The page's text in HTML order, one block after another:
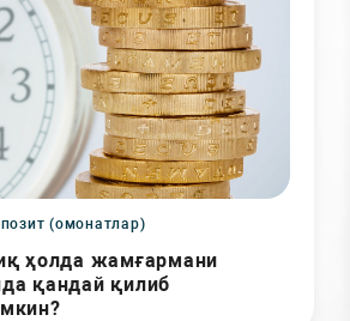
(омонатлар)
ҳолда жамғармани
қандай қилиб